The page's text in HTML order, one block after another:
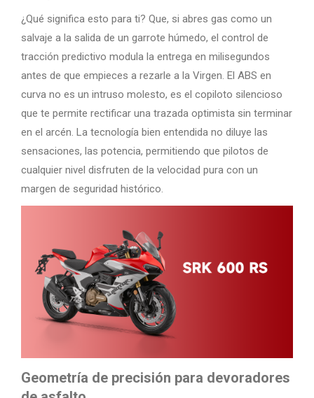
¿Qué significa esto para ti? Que, si abres gas como un
salvaje a la salida de un garrote húmedo, el control de
tracción predictivo modula la entrega en milisegundos
antes de que empieces a rezarle a la Virgen. El ABS en
curva no es un intruso molesto, es el copiloto silencioso
que te permite rectificar una trazada optimista sin terminar
en el arcén. La tecnología bien entendida no diluye las
sensaciones, las potencia, permitiendo que pilotos de
cualquier nivel disfruten de la velocidad pura con un
margen de seguridad histórico.
Geometría de precisión para devoradores